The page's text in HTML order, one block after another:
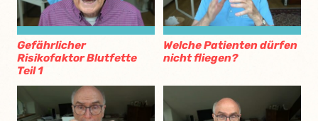
Gefährlicher
Risikofaktor Blutfette
Teil 1
Welche Patienten dürfen
nicht fliegen?